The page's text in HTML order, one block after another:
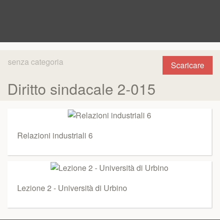
Scaricare
senza categoria
Diritto sindacale 2-015
Relazioni industriali 6
Lezione 2 - Università di Urbino